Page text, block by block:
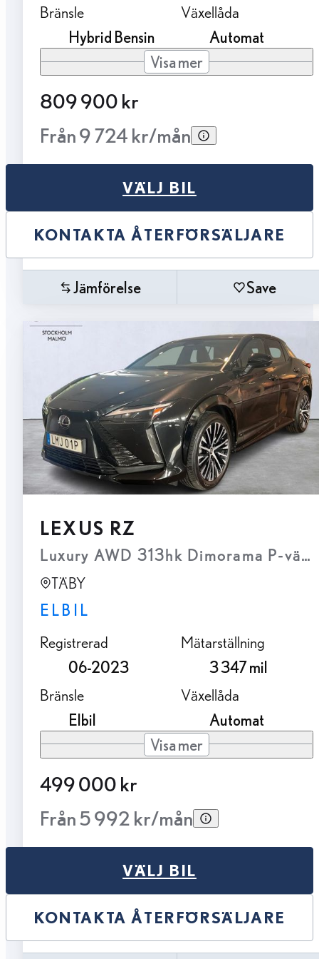
Bränsle
Hybrid Bensin
Växellåda
Automat
Visa mer
809 900 kr
Från 9 724 kr/mån
VÄLJ BIL
KONTAKTA ÅTERFÖRSÄLJARE
Jämförelse Save
LEXUS RZ
Luxury AWD 313hk Dimorama P-
TÄBY
ELBIL
Registrerad
06-2023
Mätarställning
3 347 mil
Bränsle
Elbil
Växellåda
Automat
Visa mer
499 000 kr
Från 5 992 kr/mån
VÄLJ BIL
KONTAKTA ÅTERFÖRSÄLJARE